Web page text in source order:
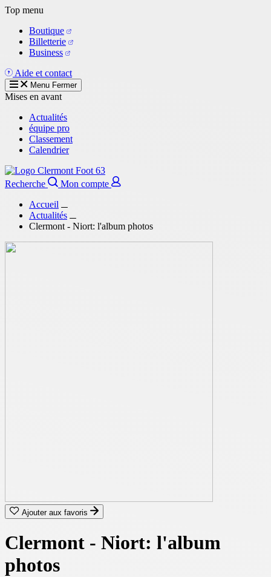
Aller
contenu
principal
Top menu
Boutique
Billetterie
Business
Aide et contact
Menu Fermer
Mises en avant
Actualités
équipe pro
Classement
Calendrier
Recherche
Mon compte
Accueil
Actualités
Clermont - Niort: l'album photos
Ajouter aux favoris
Clermont - Niort: l'album
photos